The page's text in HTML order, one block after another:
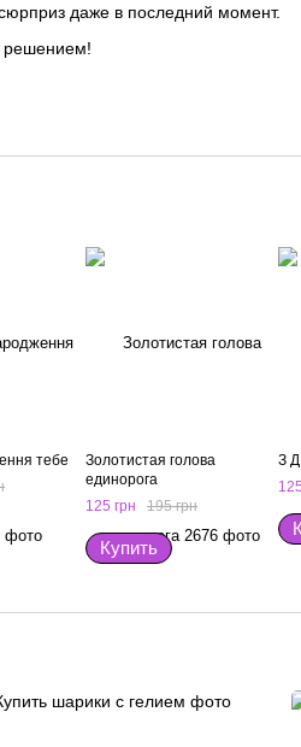
даже в последний момент.
решением!
тебе
Золотистая голова
единорога
125 грн
195 грн
Купить
З